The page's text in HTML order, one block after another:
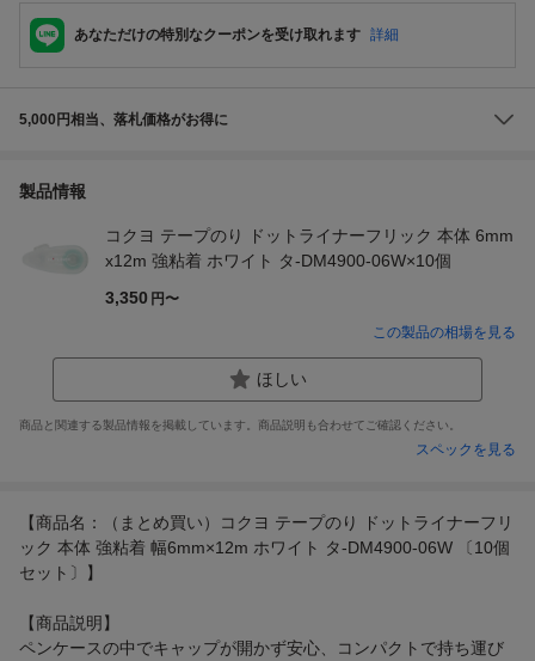
あなただけの特別なクーポンを受け取れます 詳細
5,000円相当、落札価格がお得に
製品情報
コクヨ テープのり ドットライナーフリック 本体 6mm
x12m 強粘着 ホワイト タ-DM4900-06W×10個
3,350 円〜
この製品の相場を見る
ほしい
商品と関連する製品情報を掲載しています。商品説明も合わせてご確認ください。
スペックを見る
【商品名：（まとめ買い）コクヨ テープのり ドットライナーフリ
ック 本体 強粘着 幅6mm×12m ホワイト タ-DM4900-06W 〔10個
セット〕】
【商品説明】
ペンケースの中でキャップが開かず安心、コンパクトで持ち運び